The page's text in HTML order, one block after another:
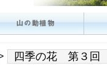
四季の花 第３回